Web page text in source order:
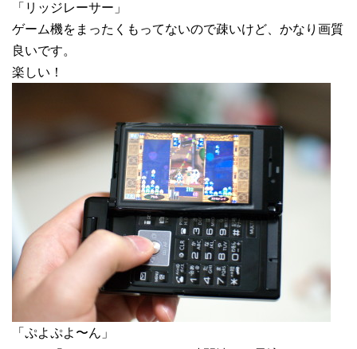
「リッジレーサー」
ゲーム機をまったくもってないので疎いけど、かなり画質
良いです。
楽しい！
「ぷよぷよ〜ん」